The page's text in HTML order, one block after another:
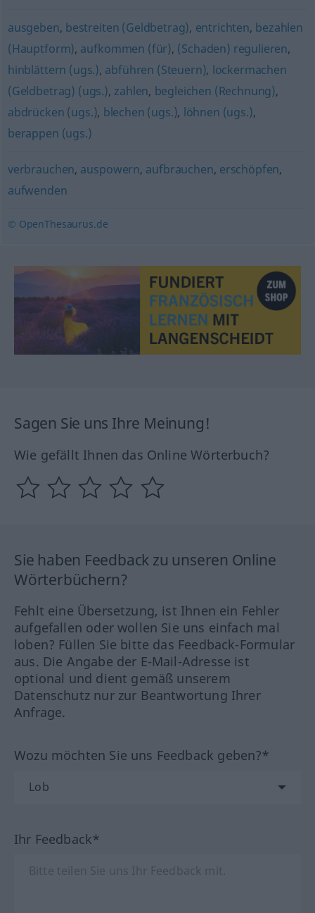
ausgeben, bestreiten (Geldbetrag), entrichten, bezahlen
(Hauptform), aufkommen (für), (Schaden) regulieren,
hinblättern (ugs.), abführen (Steuern), lockermachen
(Geldbetrag) (ugs.), zahlen, begleichen (Rechnung),
abdrücken (ugs.), blechen (ugs.), löhnen (ugs.),
berappen (ugs.)
verbrauchen, auspowern, aufbrauchen, erschöpfen,
aufwenden
© OpenThesaurus.de
Sagen Sie uns Ihre Meinung!
Wie gefällt Ihnen das Online Wörterbuch?
Sie haben Feedback zu unseren Online
Wörterbüchern?
Fehlt eine Übersetzung, ist Ihnen ein Fehler
aufgefallen oder wollen Sie uns einfach mal
loben? Füllen Sie bitte das Feedback-Formular
aus. Die Angabe der E-Mail-Adresse ist
optional und dient gemäß unserem
Datenschutz nur zur Beantwortung Ihrer
Anfrage.
Wozu möchten Sie uns Feedback geben?*
Ihr Feedback*